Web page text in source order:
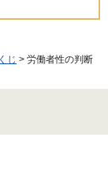
じ > 労働者性の判断